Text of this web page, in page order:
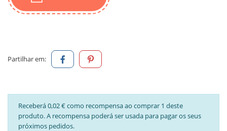
Partilhar em:
Receberá 0,02 € como recompensa ao comprar 1 deste
produto. A recompensa poderá ser usada para pagar os seus
próximos pedidos.